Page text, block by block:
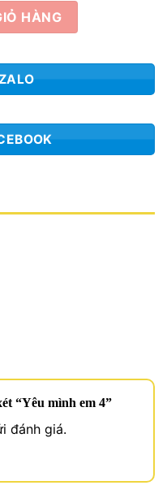
HÀNG
“Yêu mình em 4”
đánh giá.